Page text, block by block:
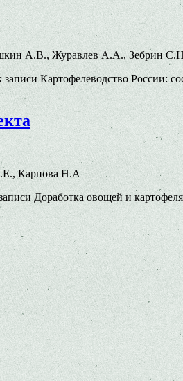
А.В., Журавлев А.А., Зебрин
записи Картофелеводство России:
Карпова Н.А
Доработка овощей и